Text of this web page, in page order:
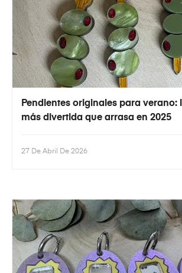
Pendientes originales para verano:
más divertida que arrasa en 2025
27 De Abril De 2026